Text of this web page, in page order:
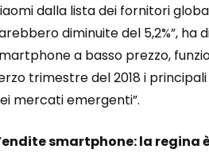
dalla lista dei fornitori
diminuite del 5,2%”,
a basso prezzo,
trimestre del 2018 i
mercati emergenti”.
smartphone: la regina